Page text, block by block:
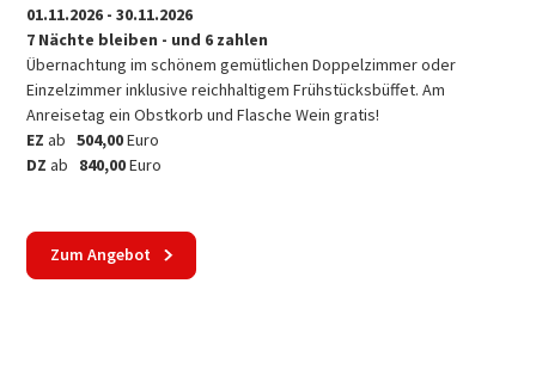
01.11.2026 - 30.11.2026
7 Nächte bleiben - und 6 zahlen
Übernachtung im schönem gemütlichen Doppelzimmer oder
Einzelzimmer inklusive reichhaltigem Frühstücksbüffet. Am
Anreisetag ein Obstkorb und Flasche Wein gratis!
EZ ab 504,00Euro
DZ ab 840,00Euro
Zum Angebot